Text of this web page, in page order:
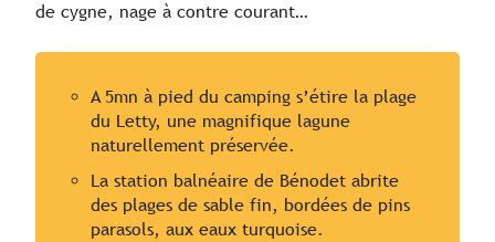
de cygne, nage à contre courant…
A 5mn à pied du camping s’étire la plage
du Letty, une magnifique lagune
naturellement préservée.
La station balnéaire de Bénodet abrite
des plages de sable fin, bordées de pins
parasols, aux eaux turquoise.